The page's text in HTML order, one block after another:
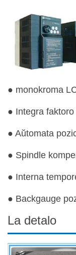
● monokroma
● Integra
● Aŭtomata
● Spindle
● Interna
● Backgauge
La detalo